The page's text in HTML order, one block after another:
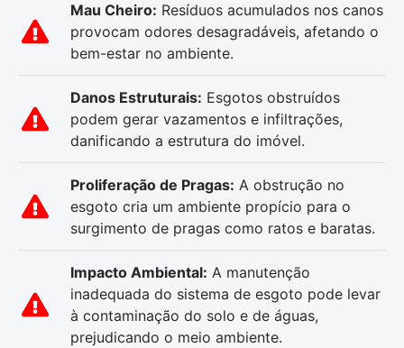
Mau Cheiro: Resíduos acumulados nos canos
provocam odores desagradáveis, afetando o
bem-estar no ambiente.
Danos Estruturais: Esgotos obstruídos
podem gerar vazamentos e infiltrações,
danificando a estrutura do imóvel.
Proliferação de Pragas: A obstrução no
esgoto cria um ambiente propício para o
surgimento de pragas como ratos e baratas.
Impacto Ambiental: A manutenção
inadequada do sistema de esgoto pode levar
à contaminação do solo e de águas,
prejudicando o meio ambiente.